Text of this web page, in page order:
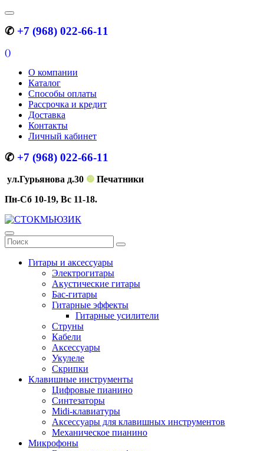
✆ +7 (968) 022-66-11
()
О компании
Каталог
Способы оплаты
Рассрочка и кредит
Доставка
Контакты
Личный кабинет
✆ +7 (968) 022-66-11
ул.Гурьянова д.30 ❿ Печатники
Пн-Сб 10-19, Вс 11-18.
Гитары и аксессуары
Электрогитары
Акустические гитары
Бас-гитары
Гитарные эффекты
Гитарные усилители
Струны
Кабели
Аксессуары
Укулеле
Скрипки
Клавишные инструменты
Цифровые пианино
Синтезаторы
Midi-клавиатуры
Аксессуары для клавишных инструментов
Механическое пианино
Микрофоны